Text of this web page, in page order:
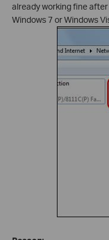
already working fine
Windows 7 or Windows